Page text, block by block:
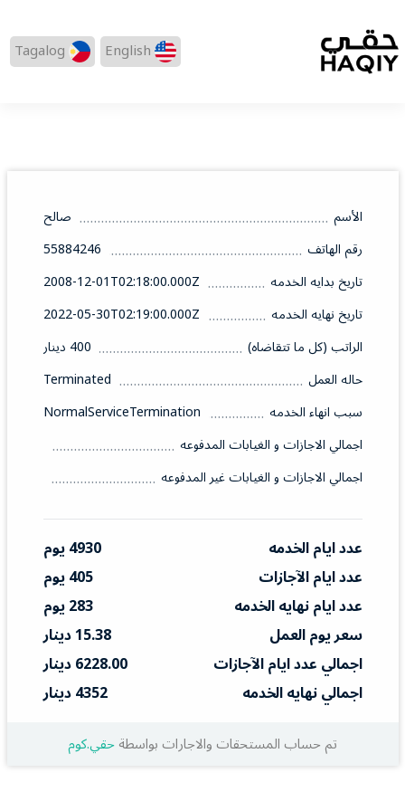
English
Tagalog
الأسم
صالح
رقم الهاتف
55884246
تاريخ بدايه الخدمه
2008-12-01T02:18:00.000Z
تاريخ نهايه الخدمه
2022-05-30T02:19:00.000Z
الراتب (كل ما تتقاضاه)
400 دينار
حاله العمل
Terminated
سبب انهاء الخدمه
NormalServiceTermination
اجمالي الاجازات و الغيابات المدفوعه
اجمالي الاجازات و الغيابات غير المدفوعه
عدد ايام الخدمه
4930 يوم
عدد ايام الآجازات
405 يوم
عدد ايام نهايه الخدمه
283 يوم
سعر يوم العمل
15.38 دينار
اجمالي عدد ايام الآجازات
6228.00 دينار
اجمالي نهايه الخدمه
4352 دينار
تم حساب المستحقات والاجارات بواسطةحقي.كوم